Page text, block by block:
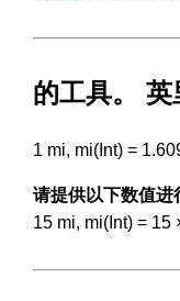
的工具。 英
1 mi, mi(Int) =
请提供以下数值进
15 mi, mi(Int) = 15